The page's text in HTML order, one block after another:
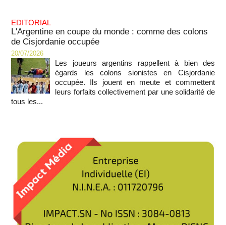
EDITORIAL
L'Argentine en coupe du monde : comme des colons
de Cisjordanie occupée
20/07/2026
Les joueurs argentins rappellent à bien des
égards les colons sionistes en Cisjordanie
occupée. Ils jouent en meute et commettent
leurs forfaits collectivement par une solidarité de
tous les...